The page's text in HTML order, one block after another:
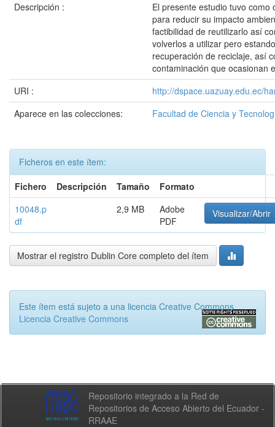
Descripción :
El presente estudio tuvo
para reducir su impacto
factibilidad de reutilizarlo así
volverlos a utilizar pero
recuperación de reciclaje, así
contaminación que ocasionan
URI :
http://dspace.uazuay.edu.ec/
Aparece en las colecciones:
Facultad de Ciencia y
Ficheros en este ítem:
Fichero
Descripción Tamaño
Formato
10048.p
df
2,9 MB
Adobe
PDF
Visualizar/Abrir
Mostrar el registro Dublin Core completo del ítem
Este ítem está sujeto a una licencia Creative Commons
Licencia Creative Commons
Repositorio integrado a la Red de
Repositorios de Acceso Abierto del Ecuador -
RRAAE